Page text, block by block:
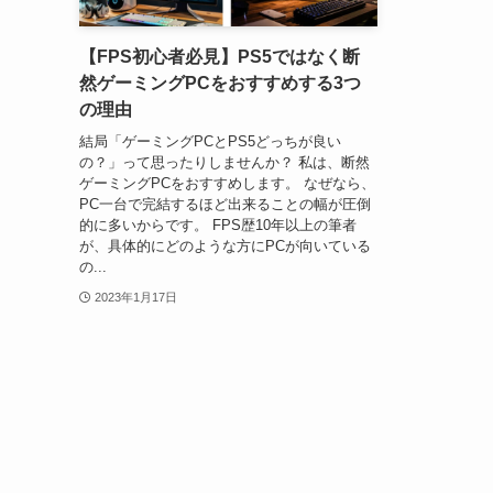
【FPS初心者必見】PS5ではなく断
然ゲーミングPCをおすすめする3つ
の理由
結局「ゲーミングPCとPS5どっちが良い
の？」って思ったりしませんか？ 私は、断然
ゲーミングPCをおすすめします。 なぜなら、
PC一台で完結するほど出来ることの幅が圧倒
的に多いからです。 FPS歴10年以上の筆者
が、具体的にどのような方にPCが向いている
の...
2023年1月17日